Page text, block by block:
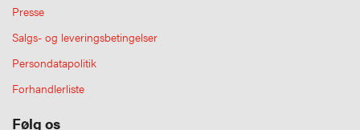
Presse
Salgs- og leveringsbetingelser
Persondatapolitik
Forhandlerliste
Følg os